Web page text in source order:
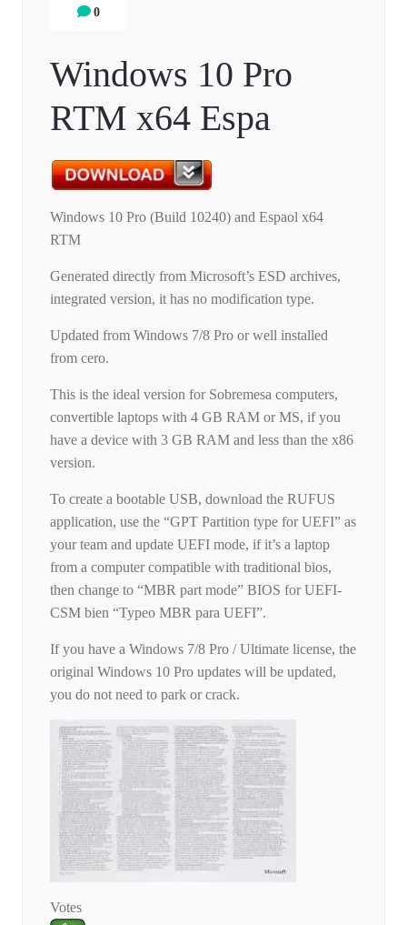
0
Windows 10 Pro
RTM x64 Espa
Windows 10 Pro (Build 10240) and Espaol x64
RTM
Generated directly from Microsoft’s ESD archives,
integrated version, it has no modification type.
Updated from Windows 7/8 Pro or well installed
from cero.
This is the ideal version for Sobremesa computers,
convertible laptops with 4 GB RAM or MS, if you
have a device with 3 GB RAM and less than the x86
version.
To create a bootable USB, download the RUFUS
application, use the “GPT Partition type for UEFI” as
your team and update UEFI mode, if it’s a laptop
from a computer compatible with traditional bios,
then change to “MBR part mode” BIOS for UEFI-
CSM bien “Typeo MBR para UEFI”.
If you have a Windows 7/8 Pro / Ultimate license, the
original Windows 10 Pro updates will be updated,
you do not need to park or crack.
Votes